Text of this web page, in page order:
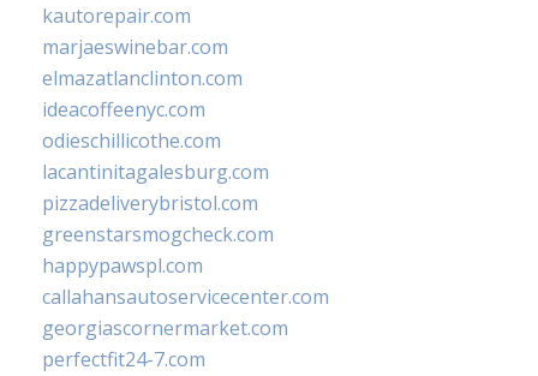
kautorepair.com
marjaeswinebar.com
elmazatlanclinton.com
ideacoffeenyc.com
odieschillicothe.com
lacantinitagalesburg.com
pizzadeliverybristol.com
greenstarsmogcheck.com
happypawspl.com
callahansautoservicecenter.com
georgiascornermarket.com
perfectfit24-7.com